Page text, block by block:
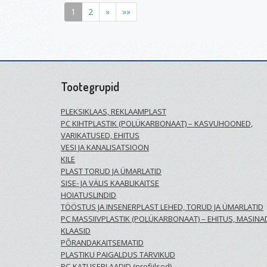
1 2 » »»
Tootegrupid
PLEKSIKLAAS, REKLAAMPLAST
PC KIHTPLASTIK (POLÜKARBONAAT) – KASVUHOONED,
VARIKATUSED, EHITUS
VESI JA KANALISATSIOON
KILE
PLAST TORUD JA ÜMARLATID
SISE- JA VÄLIS KAABLIKAITSE
HOIATUSLINDID
TÖÖSTUS JA INSENERPLAST LEHED, TORUD JA ÜMARLATID
PC MASSIIVPLASTIK (POLÜKARBONAAT) – EHITUS,
KLAASID
PÕRANDAKAITSEMATID
PLASTIKU PAIGALDUS TARVIKUD